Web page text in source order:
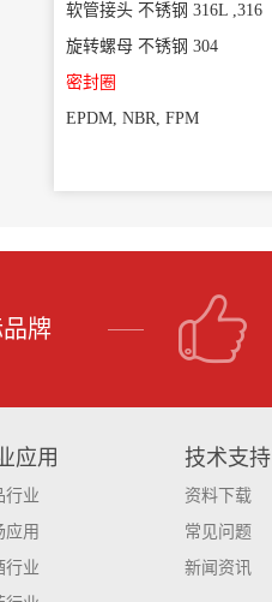
软管接头 不锈钢 316L ,316
旋转螺母 不锈钢 304
密封圈
EPDM, NBR, FPM
牌
应用
行业
应用
行业
技术支持
资料下载
常见问题
新闻资讯